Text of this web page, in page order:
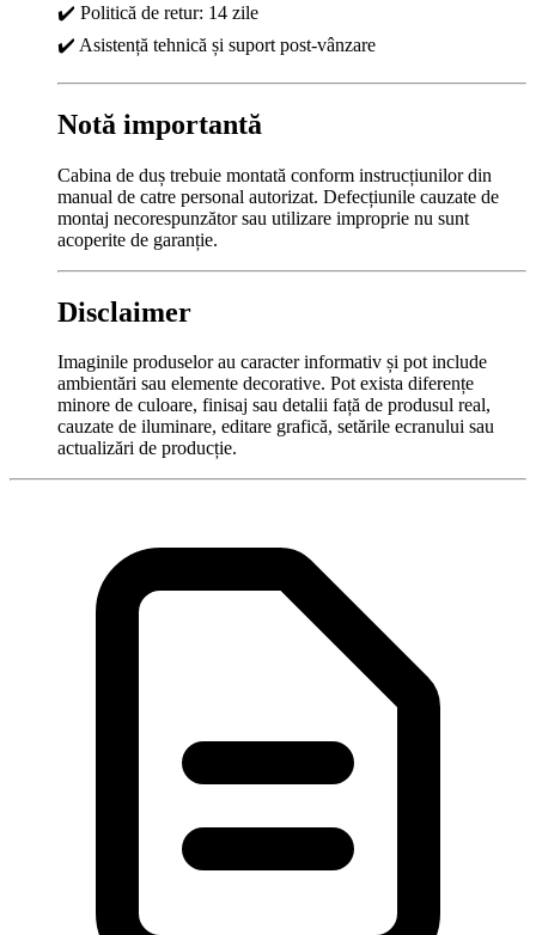
✔️ Politică de retur: 14 zile
✔️ Asistență tehnică și suport post-vânzare
Notă importantă
Cabina de duș trebuie montată conform instrucțiunilor din
manual de catre personal autorizat. Defecțiunile cauzate de
montaj necorespunzător sau utilizare improprie nu sunt
acoperite de garanție.
Disclaimer
Imaginile produselor au caracter informativ și pot include
ambientări sau elemente decorative. Pot exista diferențe
minore de culoare, finisaj sau detalii față de produsul real,
cauzate de iluminare, editare grafică, setările ecranului sau
actualizări de producție.